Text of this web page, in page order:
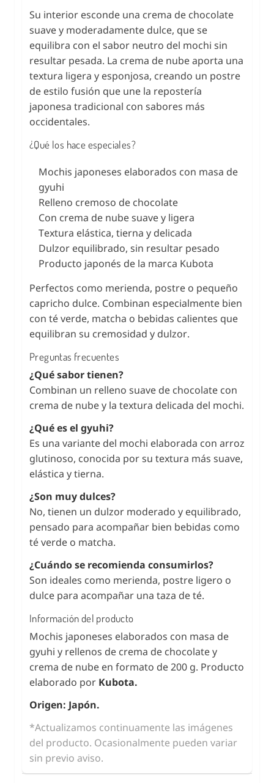
Su interior esconde una crema de chocolate
suave y moderadamente dulce, que se
equilibra con el sabor neutro del mochi sin
resultar pesada. La crema de nube aporta una
textura ligera y esponjosa, creando un postre
de estilo fusión que une la repostería
japonesa tradicional con sabores más
occidentales.
¿Qué los hace especiales?
Mochis japoneses elaborados con masa de
gyuhi
Relleno cremoso de chocolate
Con crema de nube suave y ligera
Textura elástica, tierna y delicada
Dulzor equilibrado, sin resultar pesado
Producto japonés de la marca Kubota
Perfectos como merienda, postre o pequeño
capricho dulce. Combinan especialmente bien
con té verde, matcha o bebidas calientes que
equilibran su cremosidad y dulzor.
Preguntas frecuentes
¿Qué sabor tienen?
Combinan un relleno suave de chocolate con
crema de nube y la textura delicada del mochi.
¿Qué es el gyuhi?
Es una variante del mochi elaborada con arroz
glutinoso, conocida por su textura más suave,
elástica y tierna.
¿Son muy dulces?
No, tienen un dulzor moderado y equilibrado,
pensado para acompañar bien bebidas como
té verde o matcha.
¿Cuándo se recomienda consumirlos?
Son ideales como merienda, postre ligero o
dulce para acompañar una taza de té.
Información del producto
Mochis japoneses elaborados con masa de
gyuhi y rellenos de crema de chocolate y
crema de nube en formato de 200 g. Producto
elaborado por Kubota.
Origen: Japón.
*Actualizamos continuamente las imágenes
del producto. Ocasionalmente pueden variar
sin previo aviso.